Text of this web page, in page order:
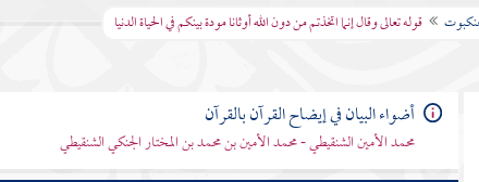
قوله تعالى وقال إنما اتخذتم من دون الله أوثانا مودة بينكم في الحياة الدنيا
أضواء البيان في إيضاح القرآن بالقرآن
محمد الأمين الشنقيطي - محمد الأمين بن محمد بن المختار الجنكي الشنقيطي